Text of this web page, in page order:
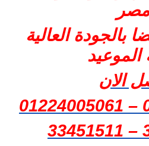
مصر
بالجودة العالية
الموعيد
الان